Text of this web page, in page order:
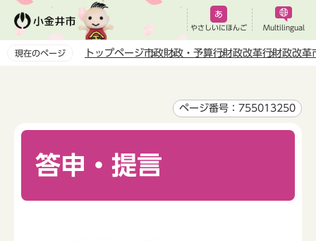
ペ
やさしいにほんご Multilingual
現在のページ トップページ市政財政・予算行財政改革行財政改革
ページ番号：755013250
答申・提言